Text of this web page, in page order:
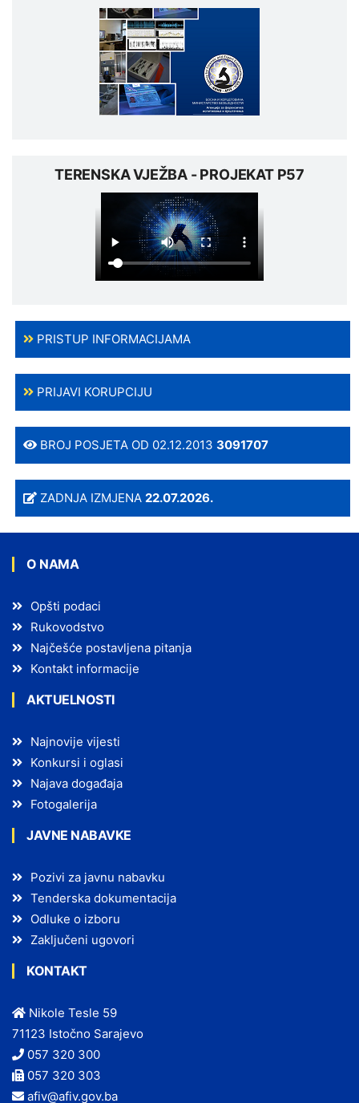
TERENSKA VJEŽBA - PROJEKAT P57
PRISTUP INFORMACIJAMA
PRIJAVI KORUPCIJU
BROJ POSJETA OD 02.12.20133091707
ZADNJA IZMJENA22.07.2026.
O NAMA
Opšti podaci
Rukovodstvo
Najčešće postavljena pitanja
Kontakt informacije
AKTUELNOSTI
Najnovije vijesti
Konkursi i oglasi
Najava događaja
Fotogalerija
JAVNE NABAVKE
Pozivi za javnu nabavku
Tenderska dokumentacija
Odluke o izboru
Zaključeni ugovori
KONTAKT
Nikole Tesle 59
71123 Istočno Sarajevo
057 320 300
057 320 303
afiv@afiv.gov.ba